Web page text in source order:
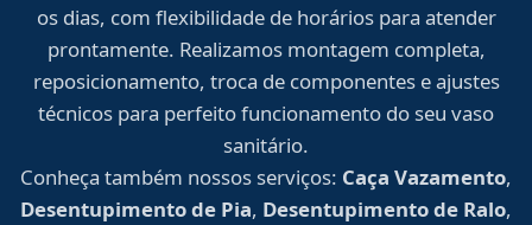
os dias, com flexibilidade de horários para atender
prontamente. Realizamos montagem completa,
reposicionamento, troca de componentes e ajustes
técnicos para perfeito funcionamento do seu vaso
sanitário.
Conheça também nossos serviços: Caça Vazamento,
Desentupimento de Pia, Desentupimento de Ralo,